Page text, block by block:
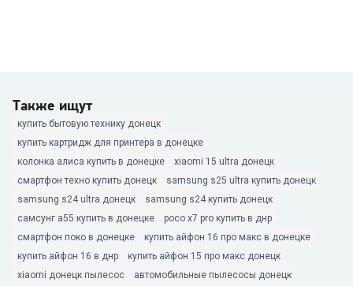
Также ищут
купить бытовую технику донецк
купить картридж для принтера в донецке
колонка алиса купить в донецке
xiaomi 15 ultra донецк
смартфон техно купить донецк
samsung s25 ultra купить донецк
samsung s24 ultra донецк
samsung s24 купить донецк
самсунг а55 купить в донецке
poco x7 pro купить в днр
смартфон поко в донецке
купить айфон 16 про макс в донецке
купить айфон 16 в днр
купить айфон 15 про макс донецк
xiaomi донецк пылесос
автомобильные пылесосы донецк